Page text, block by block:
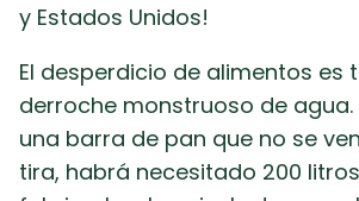
y Estados Unidos!
El desperdicio de alimentos es
derroche monstruoso de
una barra de pan que no se
tira, habrá necesitado 200